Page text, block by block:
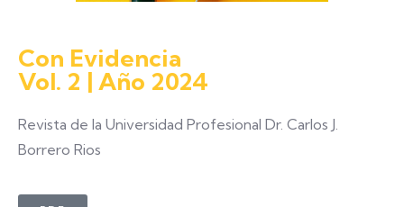
Con Evidencia
Vol. 2 | Año 2024
Revista de la Universidad Profesional Dr. Carlos J.
Borrero Rios